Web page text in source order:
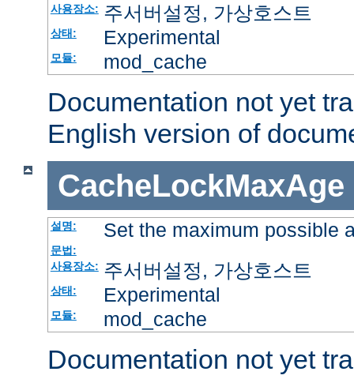
사용장소: 주서버설정, 가상호스트
상태: Experimental
모듈: mod_cache
Documentation not yet
English version of
CacheLockMaxAge
설명: Set the maximum possible
문법:
사용장소: 주서버설정, 가상호스트
상태: Experimental
모듈: mod_cache
Documentation not yet